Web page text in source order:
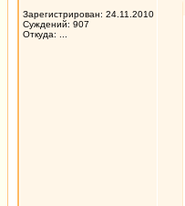
Зарегистрирован: 24.11.2010
Суждений: 907
Откуда: ...